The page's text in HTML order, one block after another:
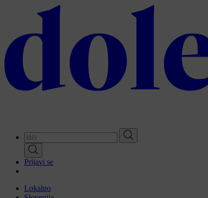
content
Prijavi se
Lokalno